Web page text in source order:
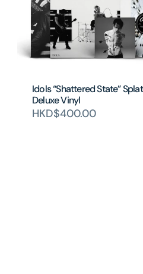
Idols “Shattered State”
Deluxe Vinyl
HKD$400.00